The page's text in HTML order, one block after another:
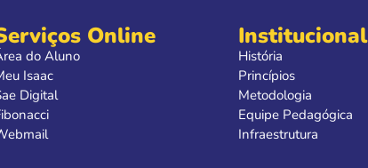
Online
do Aluno
Isaac
Digital
Institucional
História
Princípios
Metodologia
Equipe Pedagógica
Infraestrutura